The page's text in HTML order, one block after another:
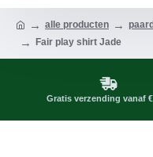
alle producten
Fair play shirt Jade
Gratis verzending vanaf